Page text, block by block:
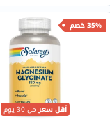
35% خصم
أقل سعرمن 30 يوم